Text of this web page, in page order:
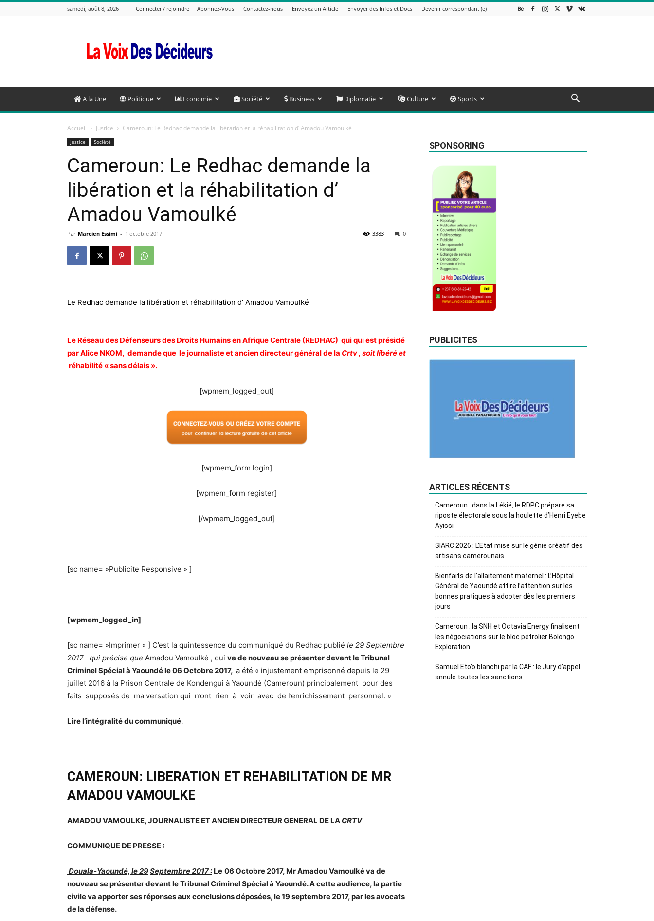
samedi, août 8, 2026 Connecter / rejoindre Abonnez-Vous Contactez-nous Envoyez un Article Envoyer des Infos et Docs Devenir correspondant (e)
Voix
Des
A la Une Politique Economie Société Business Diplomatie Culture Sports
Accueil Justice Cameroun: Le Redhac demande la libération et la réhabilitation d’ Amadou Vamoulké
Justice Société
Cameroun: Le Redhac demande la
libération et la réhabilitation d’
Amadou Vamoulké
Par Marcien Essimi - 1 octobre 2017 0
3383
Le Redhac demande la libération et réhabilitation d’ Amadou Vamoulké
Le Réseau des Défenseurs des Droits Humains en Afrique Centrale (REDHAC) qui qui est présidé
par Alice NKOM, demande que le journaliste et ancien directeur général de la Crtv , soit libéré et
réhabilité « sans délais ».
[wpmem_logged_out]
[wpmem_form login]
[wpmem_form register]
[/wpmem_logged_out]
[sc name= »Publicite Responsive » ]
[wpmem_logged_in]
[sc name= »Imprimer » ] C’est la quintessence du communiqué du Redhac publié le 29 Septembre
2017 qui précise que Amadou Vamoulké , qui va de nouveau se présenter devant le Tribunal
Criminel Spécial à Yaoundé le 06 Octobre 2017, a été « injustement emprisonné depuis le 29
juillet 2016 à la Prison Centrale de Kondengui à Yaoundé (Cameroun) principalement pour des
faits supposés de malversation qui n’ont rien à voir avec de l’enrichissement personnel. »
Lire l’intégralité du communiqué.
CAMEROUN: LIBERATION ET REHABILITATION DE MR
AMADOU VAMOULKE
AMADOU VAMOULKE, JOURNALISTE ET ANCIEN DIRECTEUR GENERAL DE LA CRTV
COMMUNIQUE DE PRESSE :
Douala‐Yaoundé, le 29Septembre 2017 : Le 06 Octobre 2017, Mr Amadou Vamoulké va de
nouveau se présenter devant le Tribunal Criminel Spécial à Yaoundé. A cette audience, la partie
civile va apporter ses réponses aux conclusions déposées, le 19 septembre 2017, par les avocats
de la défense.
SPONSORING
PUBLICITES
ARTICLES RÉCENTS
Cameroun : dans la Lékié, le RDPC prépare sa
riposte électorale sous la houlette d’Henri Eyebe
Ayissi
SIARC 2026 : L’Etat mise sur le génie créatif des
artisans camerounais
Bienfaits de l’allaitement maternel : L’Hôpital
Général de Yaoundé attire l’attention sur les
bonnes pratiques à adopter dès les premiers
jours
Cameroun : la SNH et Octavia Energy finalisent
les négociations sur le bloc pétrolier Bolongo
Exploration
Samuel Eto’o blanchi par la CAF : le Jury d’appel
annule toutes les sanctions